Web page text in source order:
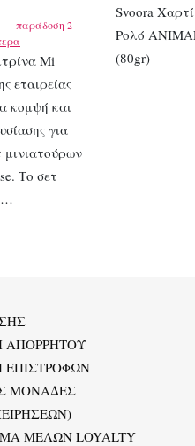
— παράδοση 2–
Mi
εταιρείας
κομψή και
για
Το σετ
Svoora
Ρολό
(80gr)
ΑΠΟΡΡΗΤΟΥ
ΕΠΙΣΤΡΟΦΩΝ
ΜΟΝΑΔΕΣ
ΜΕΛΩΝ LOYALTY